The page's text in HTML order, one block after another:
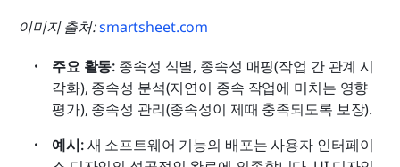
이미지 출처: smartsheet.com
주요 활동: 종속성 식별, 종속성 매핑(작업 간 관계 시
각화), 종속성 분석(지연이 종속 작업에 미치는 영향
평가), 종속성 관리(종속성이 제때 충족되도록 보장).
예시: 새 소프트웨어 기능의 배포는 사용자 인터페이